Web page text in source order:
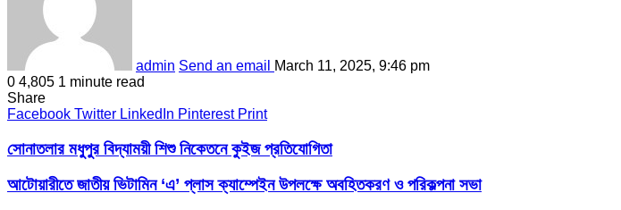
admin Send an email
March 11, 2025, 9:46 pm
0 4,805 1 minute read
Share
Facebook Twitter LinkedIn Pinterest Print
সোনাতলার মধুপুর বিদ্যাময়ী শিশু নিকেতনে কুইজ প্রতিযোগিতা
আটোয়ারীতে জাতীয় ভিটামিন ‘এ’ প্লাস ক্যাম্পেইন উপলক্ষে অবহিতকরণ ও পরিকল্পনা সভা